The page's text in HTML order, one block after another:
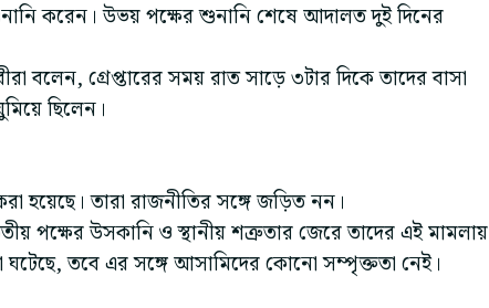
শুনানি করেন। উভয় পক্ষের শুনানি শেষে আদালত দুই দিনের
বলেন, গ্রেপ্তারের সময় রাত সাড়ে ৩টার দিকে তাদের বাসা
ছিলেন।
হয়েছে। তারা রাজনীতির সঙ্গে জড়িত নন।
পক্ষের উসকানি ও স্থানীয় শত্রুতার জেরে তাদের এই মামলায়
তবে এর সঙ্গে আসামিদের কোনো সম্পৃক্ততা নেই।